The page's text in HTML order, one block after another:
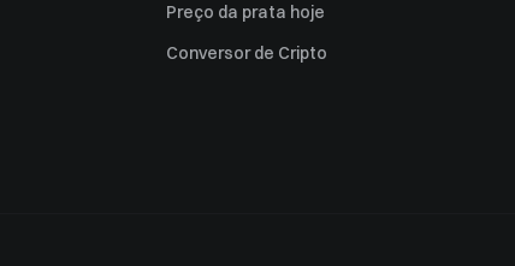
Preço da prata hoje
Conversor de Cripto